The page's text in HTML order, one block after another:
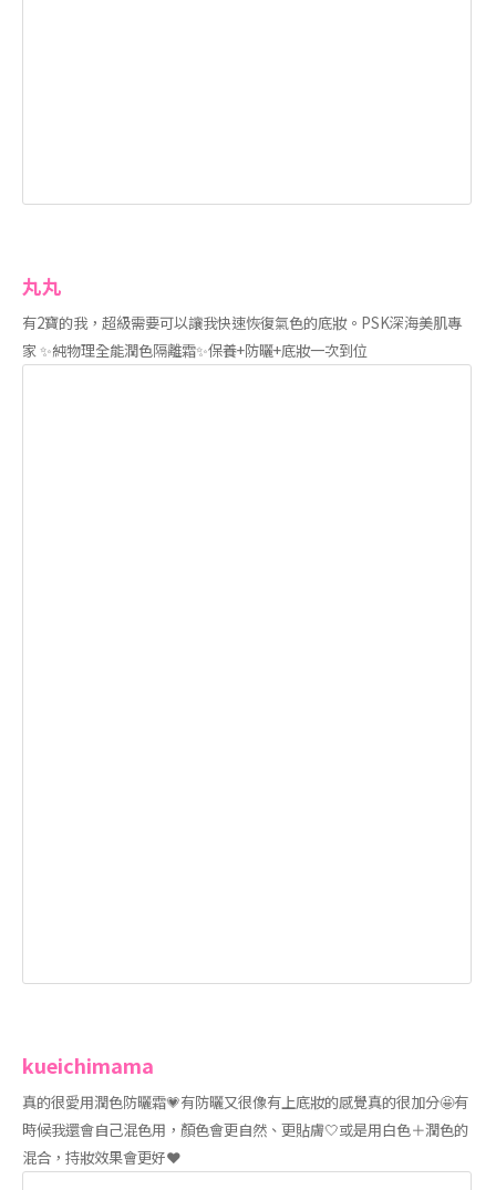
丸丸
有2寶的我，超級需要可以讓我快速恢復氣色的底妝。PSK深海美肌專
家 ✨純物理全能潤色隔離霜✨保養+防曬+底妝一次到位
kueichimama
真的很愛用潤色防曬霜💗有防曬又很像有上底妝的感覺真的很加分🤩有
時候我還會自己混色用，顏色會更自然、更貼膚🤍或是用白色＋潤色的
混合，持妝效果會更好❤️